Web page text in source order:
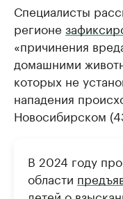
Специалисты
регионе
«причинения
домашними
которых не
нападения
Новосибирском
В 2024 году
области
детей о